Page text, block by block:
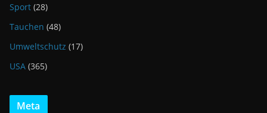
Sport (28)
Tauchen (48)
Umweltschutz (17)
USA (365)
Meta